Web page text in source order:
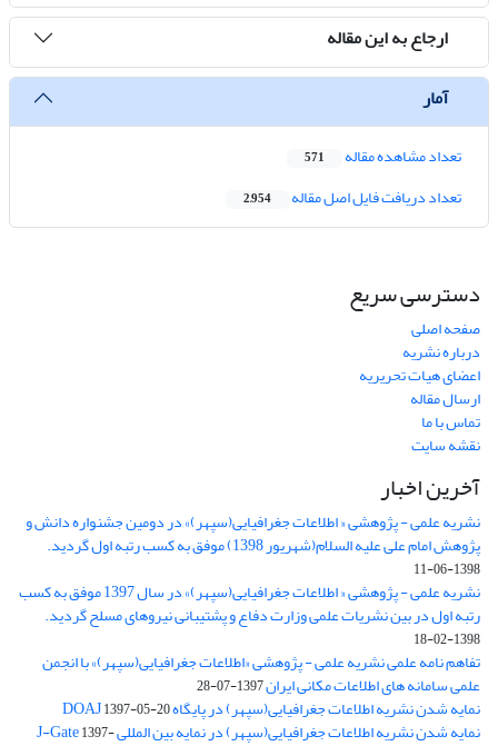
ارجاع به این مقاله
آمار
تعداد مشاهده مقاله 571
تعداد دریافت فایل اصل مقاله 2,954
دسترسی سریع
صفحه اصلی
درباره نشریه
اعضای هیات تحریریه
ارسال مقاله
تماس با ما
نقشه سایت
آخرین اخبار
نشریه علمی - پژوهشی « اطلاعات جغرافیایی(سپهر)» در دومین جشنواره دانش و
پژوهش امام علی علیه السلام(شهریور 1398) موفق به کسب رتبه اول گردید.
1398-06-11
نشریه علمی - پژوهشی « اطلاعات جغرافیایی(سپهر)» در سال 1397 موفق به کسب
رتبه اول در بین نشریات علمی وزارت دفاع و پشتیبانی نیروهای مسلح گردید.
1398-02-18
تفاهم نامه علمی نشریه علمی - پژوهشی «اطلاعات جغرافیایی(سپهر)» با انجمن
علمی سامانه های اطلاعات مکانی ایران1397-07-28
نمایه شدن نشریه اطلاعات جغرافیایی(سپهر) در پایگاه DOAJ1397-05-20
نمایه شدن نشریه اطلاعات جغرافیایی(سپهر) در نمایه بین المللی J-Gate1397-